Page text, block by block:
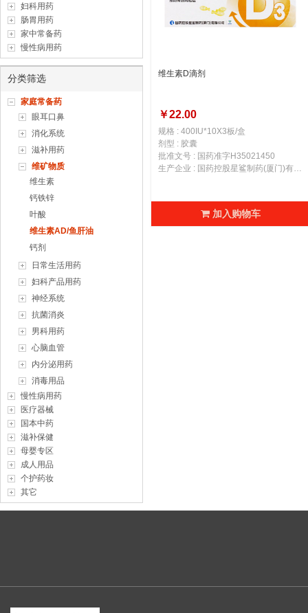
妇科用药
肠胃用药
家中常备药
慢性病用药
分类筛选
家庭常备药
眼耳口鼻
消化系统
滋补用药
维矿物质
维生素
钙铁锌
叶酸
维生素AD/鱼肝油
钙剂
日常生活用药
妇科产品用药
神经系统
抗菌消炎
男科用药
心脑血管
内分泌用药
消毒用品
慢性病用药
医疗器械
国本中药
滋补保健
母婴专区
成人用品
个护药妆
其它
维生素D滴剂
￥22.00
规格 : 400IU*10X3板/盒
剂型 : 胶囊
批准文号 : 国药准字H35021450
生产企业 : 国药控股星鲨制药(厦门)有限公司
加入购物车